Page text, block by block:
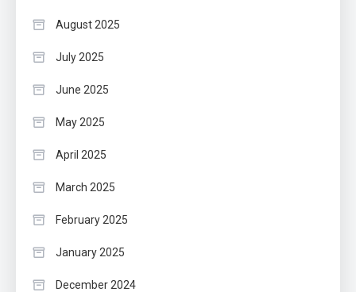
August 2025
July 2025
June 2025
May 2025
April 2025
March 2025
February 2025
January 2025
December 2024